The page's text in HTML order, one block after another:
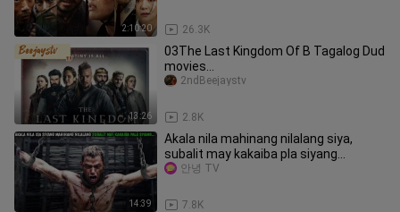
2:10:20 26.3K
13:26
03The Last Kingdom Of B Tagalog Dud
movies
https://zeno.fm/radio/eclaveamp3/
2.8K
2ndBeejaystv
14:39
Akala nila mahinang nilalang siya,
subalit may kakaiba pla siyang...
7.8K
안녕 TV